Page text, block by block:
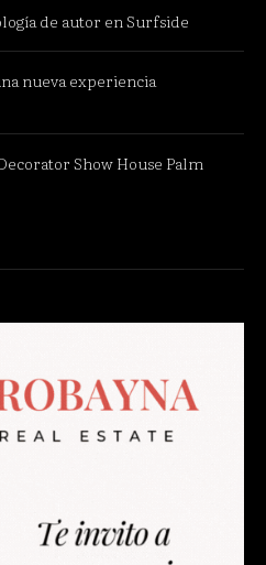
de autor en Surfside
nueva experiencia
Show House Palm